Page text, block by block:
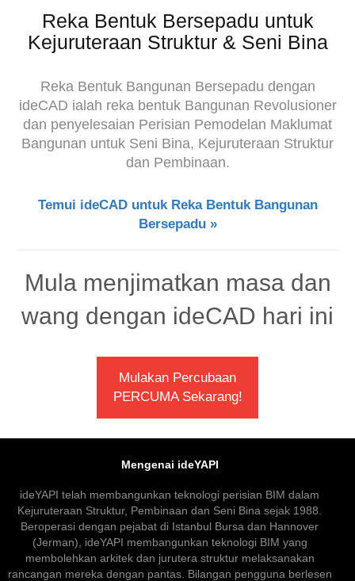
Reka Bentuk Bersepadu untuk
Kejuruteraan Struktur & Seni Bina
Reka Bentuk Bangunan Bersepadu dengan
ideCAD ialah reka bentuk Bangunan Revolusioner
dan penyelesaian Perisian Pemodelan Maklumat
Bangunan untuk Seni Bina, Kejuruteraan Struktur
dan Pembinaan.
Temui ideCAD untuk Reka Bentuk Bangunan
Bersepadu »
Mula menjimatkan masa dan
wang dengan ideCAD hari ini
Mulakan Percubaan
PERCUMA Sekarang!
Mengenai ideYAPI
ideYAPI telah membangunkan teknologi perisian BIM dalam
Kejuruteraan Struktur, Pembinaan dan Seni Bina sejak 1988.
Beroperasi dengan pejabat di Istanbul Bursa dan Hannover
(Jerman), ideYAPI membangunkan teknologi BIM yang
membolehkan arkitek dan jurutera struktur melaksanakan
rancangan mereka dengan pantas. Bilangan pengguna berlesen